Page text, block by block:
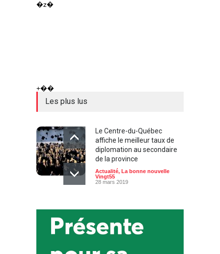
�z�
+��
Les plus lus
Le Centre-du-Québec
affiche le meilleur taux de
diplomation au secondaire
de la province
Actualité, La bonne nouvelle
Vingt55
28 mars 2019